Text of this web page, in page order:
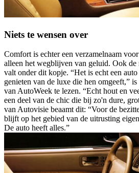
Niets te wensen over
Comfort is echter een verzamelnaam
alleen het wegblijven van geluid. Ook de
valt onder dit kopje. “Het is echt een
genieten van de luxe die hen omgeeft,”
van AutoWeek te lezen. “Echt hout en
een deel van de chic die bij zo'n dure,
van Autovisie beaamt dit: “Voor de
blijft op het gebied van de uitrusting
De auto heeft alles.”